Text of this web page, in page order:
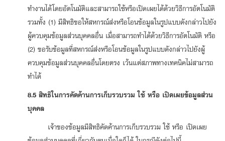
ทำงานได้โดยอัตโนมัติและสามารถใช้หรือเปิดเผยได้ด้วยวิธีการอัตโนมัติ
รวมทั้ง (1) มีสิทธิขอให้สหกรณ์ส่งหรือโอนข้อมูลในรูปแบบดังกล่าวไปยัง
ผู้ควบคุมข้อมูลส่วนบุคคลอื่น เมื่อสามารถทำได้ด้วยวิธีการอัตโนมัติ หรือ
(2) ขอรับข้อมูลที่สหกรณ์ส่งหรือโอนข้อมูลในรูปแบบดังกล่าวไปยังผู้
ควบคุมข้อมูลส่วนบุคคลอื่นโดยตรง เว้นแต่สภาพทางเทคนิคไม่สามารถ
ทำได้
8.5 สิทธิในการคัดค้านการเก็บรวบรวม ใช้ หรือ เปิดเผยข้อมูลส่วน
บุคคล
เจ้าของข้อมูลมีสิทธิคัดค้านการเก็บรวบรวม ใช้ หรือ เปิดเผย